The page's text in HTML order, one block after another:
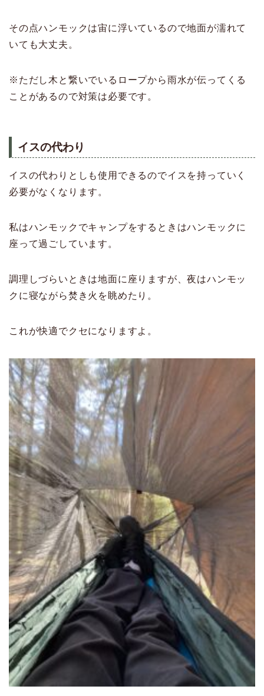
その点ハンモックは宙に浮いているので地面が濡れて
いても大丈夫。
※ただし木と繋いでいるロープから雨水が伝ってくる
ことがあるので対策は必要です。
イスの代わり
イスの代わりとしも使用できるのでイスを持っていく
必要がなくなります。
私はハンモックでキャンプをするときはハンモックに
座って過ごしています。
調理しづらいときは地面に座りますが、夜はハンモッ
クに寝ながら焚き火を眺めたり。
これが快適でクセになりますよ。